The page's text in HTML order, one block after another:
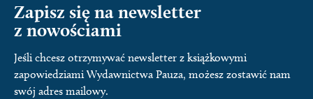
Zapisz się na newsletter
z nowościami
Jeśli chcesz otrzymywać newsletter z książkowymi
zapowiedziami Wydawnictwa Pauza, możesz zostawić nam
swój adres mailowy.